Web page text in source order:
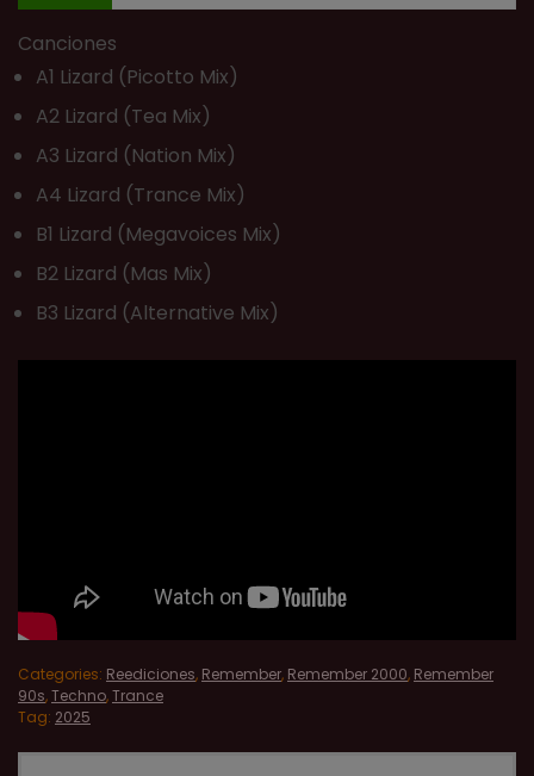
Canciones
A1 Lizard (Picotto Mix)
A2 Lizard (Tea Mix)
A3 Lizard (Nation Mix)
A4 Lizard (Trance Mix)
B1 Lizard (Megavoices Mix)
B2 Lizard (Mas Mix)
B3 Lizard (Alternative Mix)
Categories: Reediciones, Remember, Remember 2000, Remember
90s,Techno,Trance
Tag: 2025